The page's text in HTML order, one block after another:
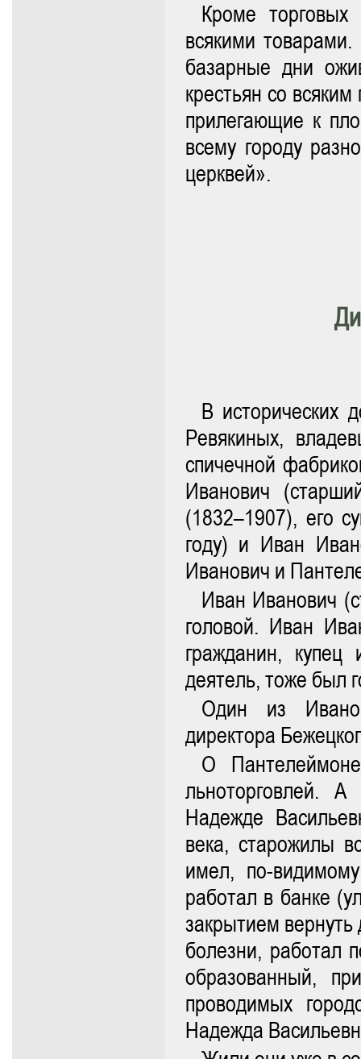
Кроме
всякими
базарные дни
крестьян со
прилегающие к
всему городу
церквей».
В исторических
Ревякиных,
спичечной
Иванович
(1832–1907), его
году) и Иван
Иванович и
Иван Иванович
головой. Иван
гражданин,
деятель, тоже был
Один из
директора
О
льноторговлей.
Надежде
века, старожилы
имел, по-
работал в банке
закрытием
болезни, работал
образованный,
проводимых
Надежда